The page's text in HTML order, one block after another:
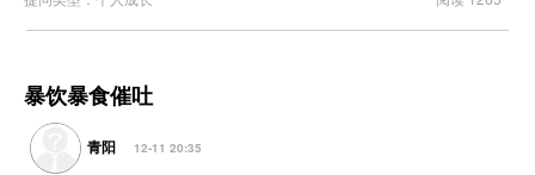
暴饮暴食催吐
青阳 12-11 20:35